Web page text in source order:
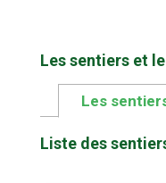
Les sentiers et
Les
Liste des